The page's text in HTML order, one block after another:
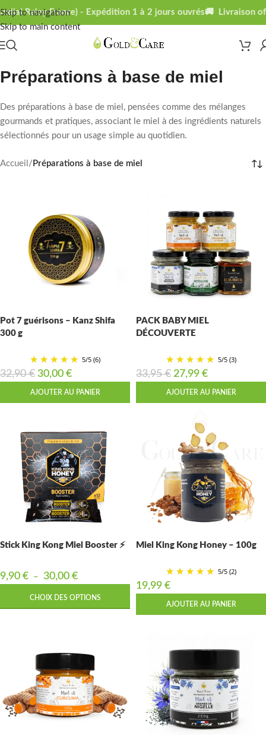
Skip to navigation
Skip to main content
Relay France) - Expédition 1 à 2 jours ouvrés🚚 Livraison
Préparations à base de miel
Des préparations à base de miel, pensées comme des mélanges
gourmands et pratiques, associant le miel à des ingrédients naturels
sélectionnés pour un usage simple au quotidien.
Accueil / Préparations à base de miel
Pot 7 guérisons – Kanz Shifa
300 g
5/5 (6)
32,90€ 30,00 €
AJOUTER AU PANIER
PACK BABY MIEL
DÉCOUVERTE
5/5 (3)
33,95€ 27,99 €
AJOUTER AU PANIER
Stick King Kong Miel Booster ⚡
9,90 € – 30,00 €
CHOIX DES OPTIONS
Miel King Kong Honey – 100g
5/5 (2)
19,99 €
AJOUTER AU PANIER